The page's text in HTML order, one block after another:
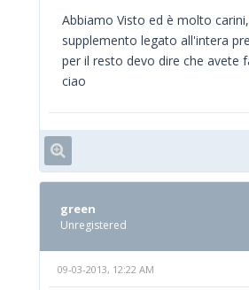
Abbiamo Visto ed è molto
supplemento legato all'intera
per il resto devo dire che avete
ciao
green
Unregistered
09-03-2013, 12:22 AM